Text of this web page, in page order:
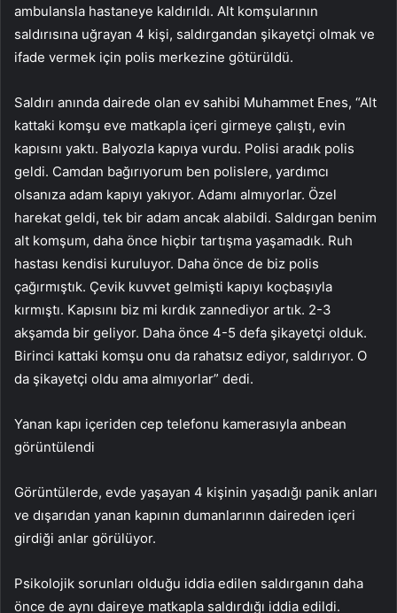
ambulansla hastaneye kaldırıldı. Alt komşularının
saldırısına uğrayan 4 kişi, saldırgandan şikayetçi olmak ve
ifade vermek için polis merkezine götürüldü.
Saldırı anında dairede olan ev sahibi Muhammet Enes, “Alt
kattaki komşu eve matkapla içeri girmeye çalıştı, evin
kapısını yaktı. Balyozla kapıya vurdu. Polisi aradık polis
geldi. Camdan bağırıyorum ben polislere, yardımcı
olsanıza adam kapıyı yakıyor. Adamı almıyorlar. Özel
harekat geldi, tek bir adam ancak alabildi. Saldırgan benim
alt komşum, daha önce hiçbir tartışma yaşamadık. Ruh
hastası kendisi kuruluyor. Daha önce de biz polis
çağırmıştık. Çevik kuvvet gelmişti kapıyı koçbaşıyla
kırmıştı. Kapısını biz mi kırdık zannediyor artık. 2-3
akşamda bir geliyor. Daha önce 4-5 defa şikayetçi olduk.
Birinci kattaki komşu onu da rahatsız ediyor, saldırıyor. O
da şikayetçi oldu ama almıyorlar” dedi.
Yanan kapı içeriden cep telefonu kamerasıyla anbean
görüntülendi
Görüntülerde, evde yaşayan 4 kişinin yaşadığı panik anları
ve dışarıdan yanan kapının dumanlarının daireden içeri
girdiği anlar görülüyor.
Psikolojik sorunları olduğu iddia edilen saldırganın daha
önce de aynı daireye matkapla saldırdığı iddia edildi.